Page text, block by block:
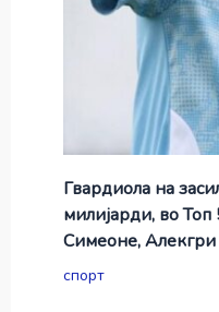
Гвардиола на
милијарди, во
Симеоне, Алекгри
спорт